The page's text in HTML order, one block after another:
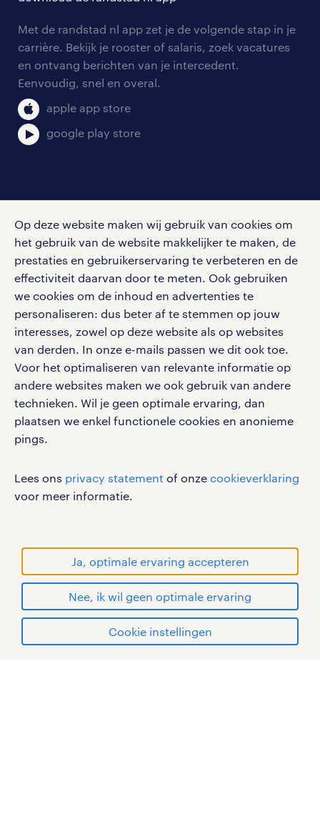
Op deze website maken wij gebruik van cookies om
het gebruik van de website makkelijker te maken, de
prestaties en gebruikerservaring te verbeteren en de
effectiviteit daarvan door te meten. Ook gebruiken
we cookies om de inhoud en advertenties te
personaliseren: dus beter af te stemmen op jouw
interesses, zowel op deze website als op websites
van derden. In onze e-mails passen we dit ook toe.
Voor het optimaliseren van relevante informatie op
andere websites maken we ook gebruik van andere
technieken. Wil je geen optimale ervaring, dan
plaatsen we enkel functionele cookies en anonieme
pings.
Lees ons privacy statement of onze cookieverklaring
voor meer informatie.
Ja, optimale ervaring accepteren
Nee, ik wil geen optimale ervaring
Cookie instellingen
personeel gezocht
aanmelden nieuwsbrief
blogs en artikelen
salarischecker
bruto-netto calculator
onze vestigingen
pers
klachten en misstanden
Met de randstad nl app zet je de volgende stap in je
carrière. Bekijk je rooster of salaris, zoek vacatures
en ontvang berichten van je intercedent.
Eenvoudig, snel en overal.
apple app store
google play store
Volg ons voor de leukste content omtrent
vacatures, solliciteren en inspiratie.
werken bij randstad
gebruikersvoorwaarden
privacystatement
cookies
disclaimer
sitemap
RANDSTAD, HUMAN FORWARD en SHAPING THE
WORLD OF WORK zijn geregistreerde